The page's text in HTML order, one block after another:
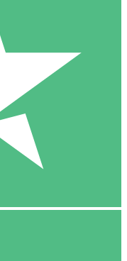
Sin compromiso